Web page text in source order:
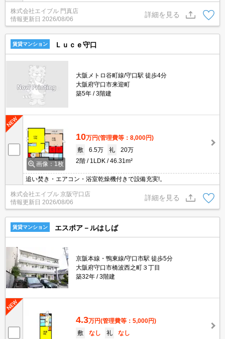
活環境。
株式会社エイブル 門真店
情報更新日 2026/08/06
詳細を見る
賃貸マンション Ｌｕｃｅ守口
大阪メトロ谷町線/守口駅 徒歩4分
大阪府守口市来迎町
築5年
3階建
画像：1枚
10万円(管理費等：8,000円)
敷
6.5万 礼
20万
2階
1LDK 46.31m²
追い焚き・エアコン・浴室乾燥機付きで設備充実!。
株式会社エイブル 京阪守口店
情報更新日 2026/08/06
詳細を見る
賃貸マンション エスポア－ルはしば
京阪本線・鴨東線/守口市駅 徒歩5分
大阪府守口市橋波西之町３丁目
築32年
3階建
4.3万円(管理費等：5,000円)
敷
なし 礼
なし